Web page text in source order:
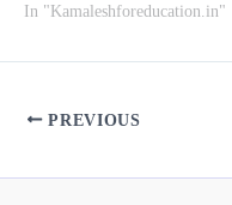
In "Kamaleshforeducation.in"
PREVIOUS